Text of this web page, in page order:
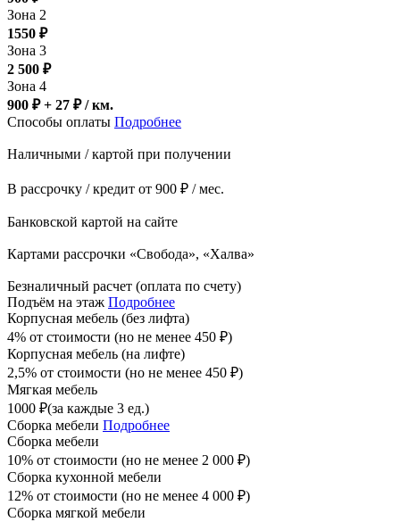
Зона 2
1550 ₽
Зона 3
2 500 ₽
Зона 4
900 ₽ + 27 ₽/ км.
Способы оплаты Подробнее
Наличными / картой при получении
В рассрочку / кредит от 900 ₽ / мес.
Банковской картой на сайте
Картами рассрочки «Свобода», «Халва»
Безналичный расчет (оплата по счету)
Подъём на этаж Подробнее
Корпусная мебель (без лифта)
4% от стоимости (но не менее 450 ₽)
Корпусная мебель (на лифте)
2,5% от стоимости (но не менее 450 ₽)
Мягкая мебель
1000 ₽(за каждые 3 ед.)
Сборка мебели Подробнее
Сборка мебели
10% от стоимости (но не менее 2 000 ₽)
Сборка кухонной мебели
12% от стоимости (но не менее 4 000 ₽)
Сборка мягкой мебели